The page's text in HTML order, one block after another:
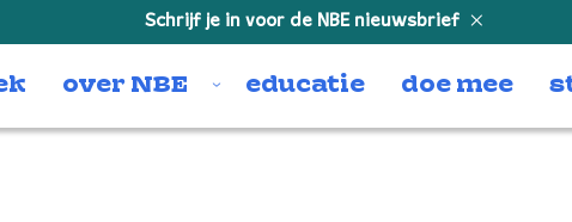
Schrijf je in voor de NBE nieuwsbrief
over NBE educatie doe mee